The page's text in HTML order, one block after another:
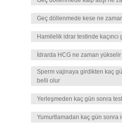
Geç döllenmede kese ne
Hamilelik idrar testinde kaçıncı
İdrarda HCG ne zaman yükselir
Sperm vajinaya girdikten kaç
belli olur
Yerleşmeden kaç gün sonra test
Yumurtlamadan kaç gün sonra